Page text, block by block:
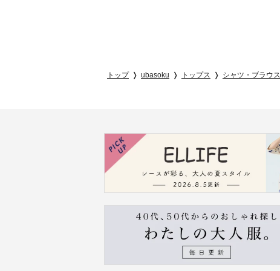
トップ ubasoku トップス シャツ・ブラウス